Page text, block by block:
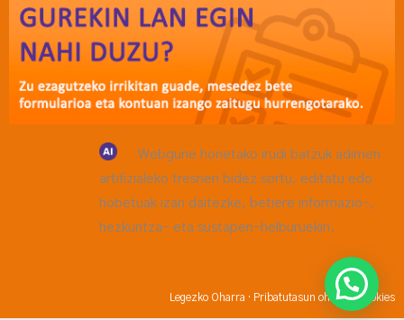
Webgune honetako irudi batzuk adimen
artifizialeko tresnen bidez sortu, editatu edo
hobetuak izan daitezke, betiere informazio-,
hezkuntza- eta sustapen-helburuekin.
Legezko Oharra · Pribatutasun oharra·Cookies